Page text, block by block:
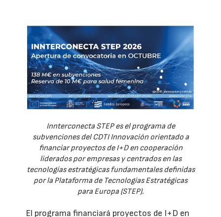
Innterconecta STEP es el programa de
subvenciones del CDTI Innovación orientado a
financiar proyectos de I+D en cooperación
liderados por empresas y centrados en las
tecnologías estratégicas fundamentales definidas
por la Plataforma de Tecnologías Estratégicas
para Europa (STEP).
El programa financiará proyectos de I+D en